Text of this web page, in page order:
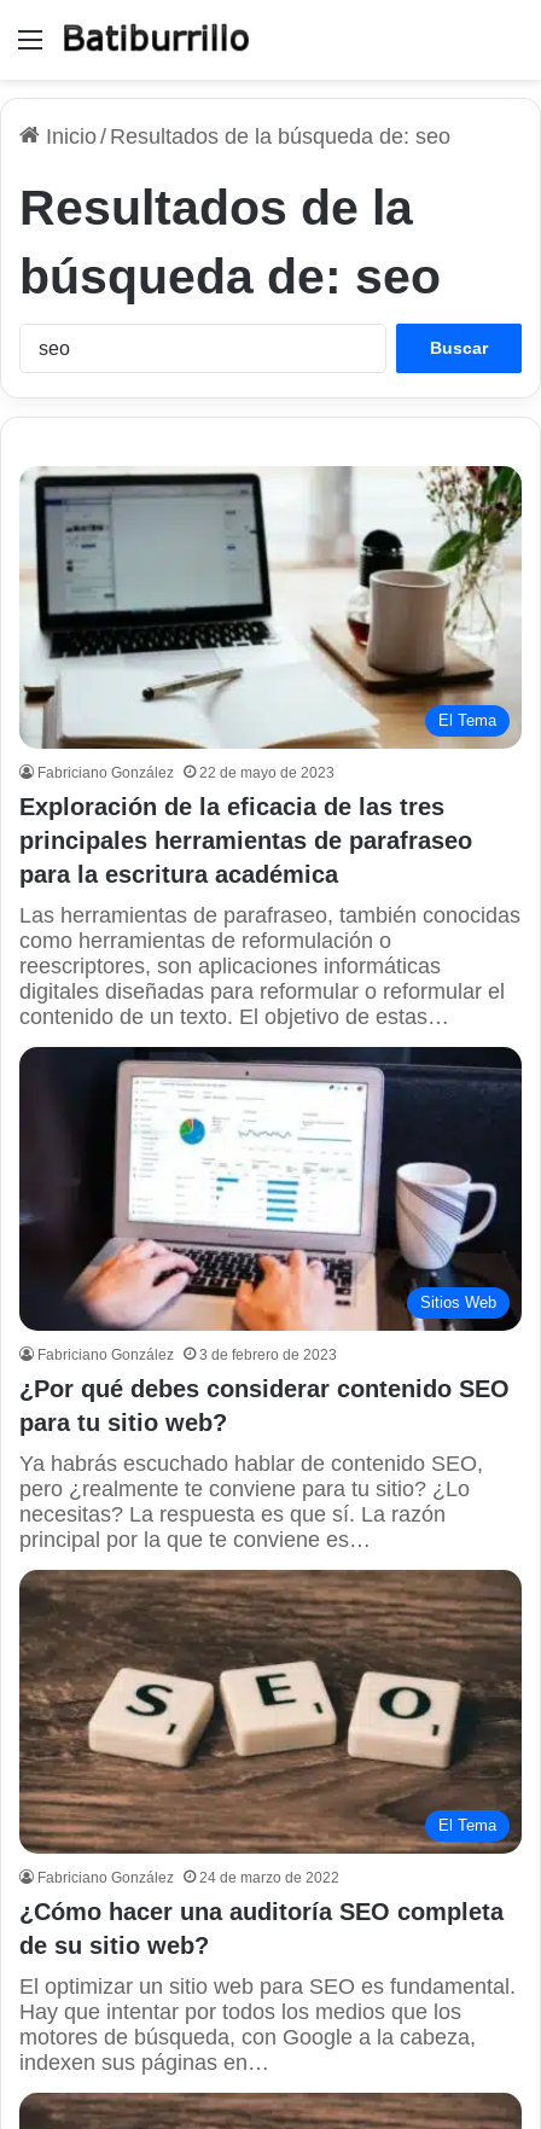
Menú
Inicio/ Resultados de la búsqueda de: seo
Resultados de la
búsqueda de: seo
Buscar:
El Tema
Fabriciano González 22 de mayo de 2023
Exploración de la eficacia de las tres
principales herramientas de parafraseo
para la escritura académica
Las herramientas de parafraseo, también conocidas
como herramientas de reformulación o
reescriptores, son aplicaciones informáticas
digitales diseñadas para reformular o reformular el
contenido de un texto. El objetivo de estas…
Sitios Web
Fabriciano González 3 de febrero de 2023
¿Por qué debes considerar contenido SEO
para tu sitio web?
Ya habrás escuchado hablar de contenido SEO,
pero ¿realmente te conviene para tu sitio? ¿Lo
necesitas? La respuesta es que sí. La razón
principal por la que te conviene es…
El Tema
Fabriciano González 24 de marzo de 2022
¿Cómo hacer una auditoría SEO completa
de su sitio web?
El optimizar un sitio web para SEO es fundamental.
Hay que intentar por todos los medios que los
motores de búsqueda, con Google a la cabeza,
indexen sus páginas en…